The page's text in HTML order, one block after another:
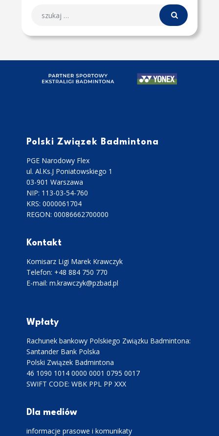
Polski Związek Badmintona
PGE Narodowy Flex
ul. Al.Ks.J Poniatowskiego 1
03-901 Warszawa
NIP: 113-03-54-760
KRS: 0000061704
REGON: 00086662700000
Kontakt
Komisarz Ligi Marek Krawczyk
Telefon: +48 884 750 770
E-mail: m.krawczyk@pzbad.pl
Wpłaty
Rachunek bankowy Polskiego Związku Badmintona:
Santander Bank Polska
Polski Związek Badmintona
46 1090 1014 0000 0001 0795 0017
SWIFT CODE: WBK PPL PP XXX
Dla mediów
informacje prasowe i komunikaty